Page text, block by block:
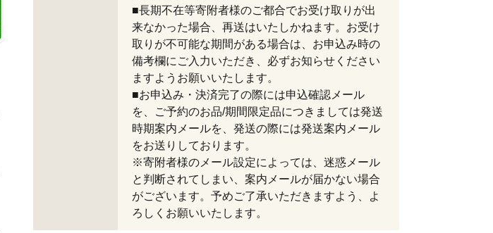
■長期不在等寄附者様のご都合でお受け取りが出
来なかった場合、再送はいたしかねます。お受け
取りが不可能な期間がある場合は、お申込み時の
備考欄にご入力いただき、必ずお知らせください
ますようお願いいたします。
■お申込み・決済完了の際には申込確認メール
を、ご予約のお品/期間限定品につきましては発送
時期案内メールを、発送の際には発送案内メール
をお送りしております。
※寄附者様のメール設定によっては、迷惑メール
と判断されてしまい、案内メールが届かない場合
がございます。予めご了承いただきますよう、よ
ろしくお願いいたします。